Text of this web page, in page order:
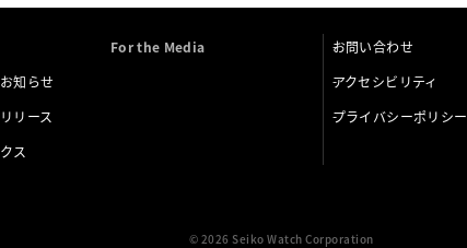
知らせ
リース
ス
For the Media
お問い合わせ
アクセシビリティ
プライバシーポリシー
© 2026 Seiko Watch Corporation